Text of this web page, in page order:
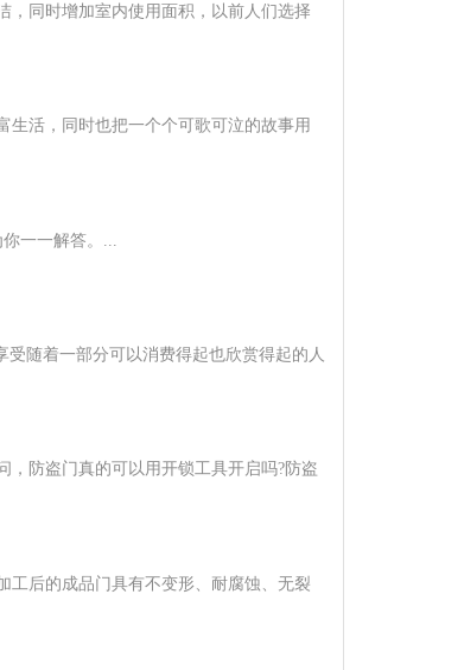
，同时增加室内使用面积，以前人们选择
生活，同时也把一个个可歌可泣的故事用
一一解答。...
随着一部分可以消费得起也欣赏得起的人
防盗门真的可以用开锁工具开启吗?防盗
工后的成品门具有不变形、耐腐蚀、无裂